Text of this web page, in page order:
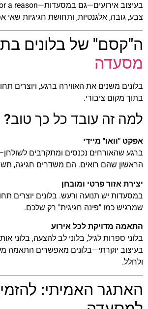
הוסף קו תחתון לקישורים
סמן קישורים
לאפס
cached
צבע, גובה, אלגנטיות, ותחושת חגיגיות
ה"קסם" של בלונים
מסעדה
בלונים משנים את האווירה ברגע, ויוצרים
בתוך מקום ציבורי.
למה זה עובד כל כך טוב?
אפקט "וואו" מיידי
ברגע שהאורחים נכנסים ומתקרבים
הראשון שהם רואים. הם משדרים חגיגה,
יצירת אזור פרטי ומובחן
במסעדות יש תנועה ורעש. בלונים יוצרים
שמרגיש כמו "פינה חגיגית" רק שלכם.
התאמה מדויקת לכל אירוע
בלוני ספרות לגיל, בלוני לב להצעה, בלוני
בעיצוב יוקרתי—בלונים מאפשרים התאמה
ולחלל.
האתגר האמיתי: